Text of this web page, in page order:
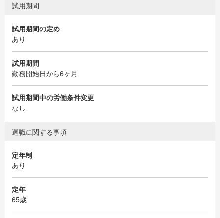
試用期間
試用期間の定め
あり
試用期間
勤務開始日から6ヶ月
試用期間中の労働条件変更
なし
退職に関する事項
定年制
あり
定年
65歳